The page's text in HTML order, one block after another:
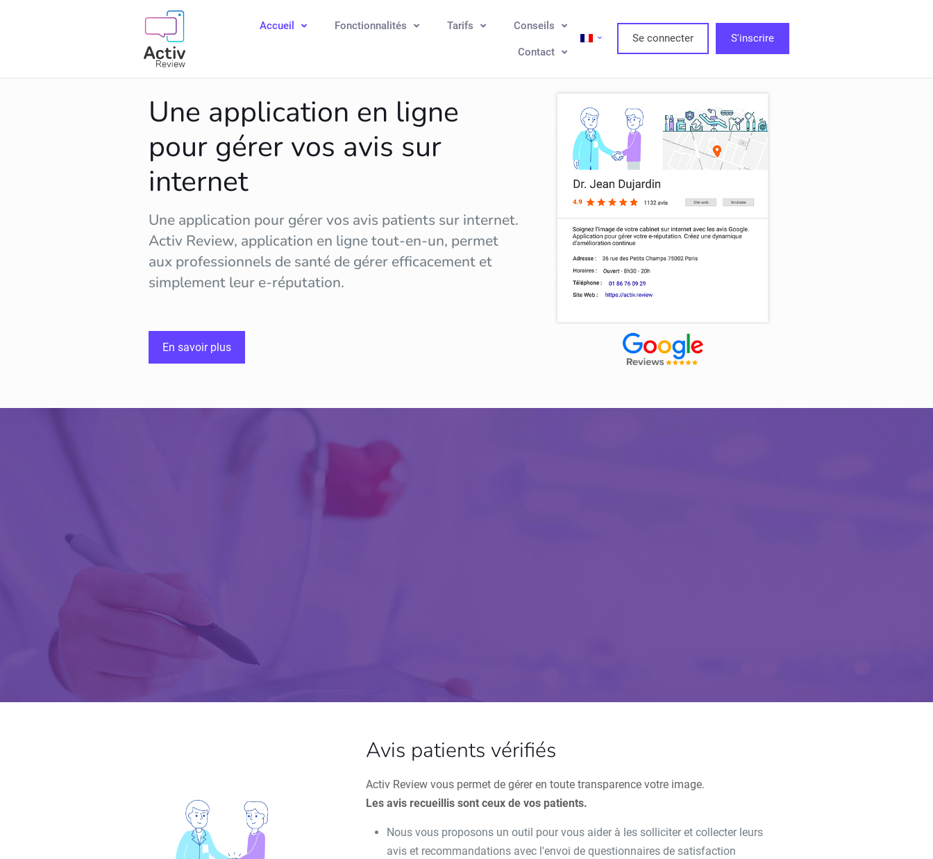
Accueil Fonctionnalités Tarifs Conseils
Contact
Se connecter S'inscrire
Une application en ligne
pour gérer vos avis sur
internet
Une application pour gérer vos avis patients sur internet.
Activ Review, application en ligne tout-en-un, permet
aux professionnels de santé de gérer efficacement et
simplement leur e-réputation.
En savoir plus
Avis patients vérifiés
Activ Review vous permet de gérer en toute transparence votre image.
Les avis recueillis sont ceux de vos patients.
Nous vous proposons un outil pour vous aider à les solliciter et collecter leurs
avis et recommandations avec l'envoi de questionnaires de satisfaction